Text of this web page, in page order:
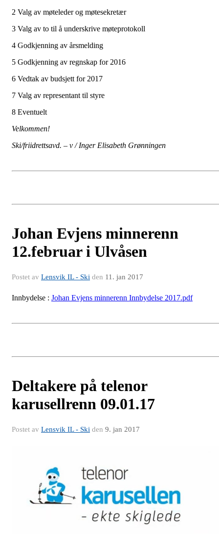
2 Valg av møteleder og møtesekretær
3 Valg av to til å underskrive møteprotokoll
4 Godkjenning av årsmelding
5 Godkjenning av regnskap for 2016
6 Vedtak av budsjett for 2017
7 Valg av representant til styre
8 Eventuelt
Velkommen!
Ski/friidrettsavd. – v / Inger Elisabeth Grønningen
Johan Evjens minnerenn
12.februar i Ulvåsen
Postet av Lensvik IL - Ski den 11. jan 2017
Innbydelse : Johan Evjens minnerenn Innbydelse 2017.pdf
Deltakere på telenor
karusellrenn 09.01.17
Postet av Lensvik IL - Ski den 9. jan 2017